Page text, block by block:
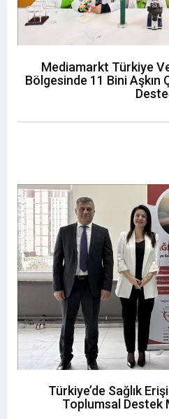
Mediamarkt Türkiye
Bölgesinde 11 Bini
Türkiye’de Sağlık
Toplumsal Destek